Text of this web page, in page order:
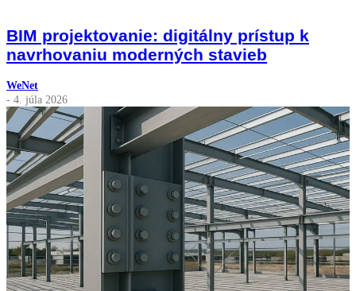
BIM projektovanie: digitálny prístup k
navrhovaniu moderných stavieb
WeNet
- 4. júla 2026